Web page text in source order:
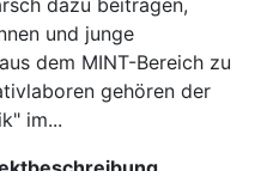
dazu beitragen,
und junge
dem MINT-Bereich zu
gehören der
im...